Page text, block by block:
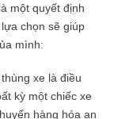
một quyết định
chọn sẽ giúp
mình:
xe là điều
kỳ một chiếc xe
hàng hóa an